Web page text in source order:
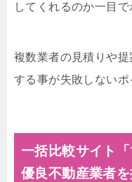
してくれるのか一目で
複数業者の見積りや
する事が失敗しないポ
一括比較サイト
優良不動産業者